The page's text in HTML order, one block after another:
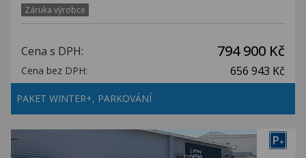
Záruka výrobce
Cena s DPH: 794 900 Kč
Cena bez DPH: 656 943 Kč
PAKET WINTER+, PARKOVÁNÍ
P+